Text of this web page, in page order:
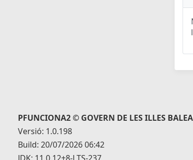
PFUNCIONA2 © GOVERN DE LES ILLES
Versió: 1.0.198
Build: 20/07/2026 06:42
JDK: 11.0.12+8-LTS-237